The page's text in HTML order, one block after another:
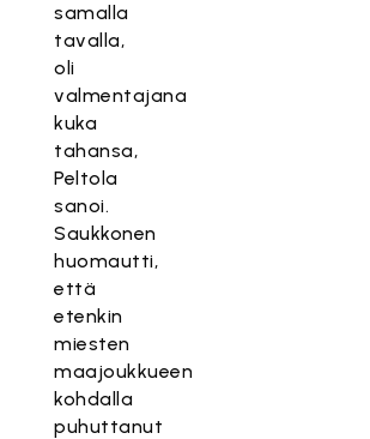
samalla
tavalla,
oli
valmentajana
kuka
tahansa,
Peltola
sanoi.
Saukkonen
huomautti,
että
etenkin
miesten
maajoukkueen
kohdalla
puhuttanut